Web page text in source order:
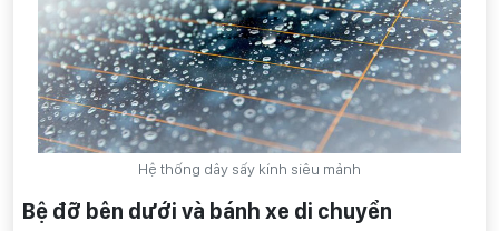
Hệ thống dây sấy kính siêu mảnh
Bệ đỡ bên dưới và bánh xe di chuyển